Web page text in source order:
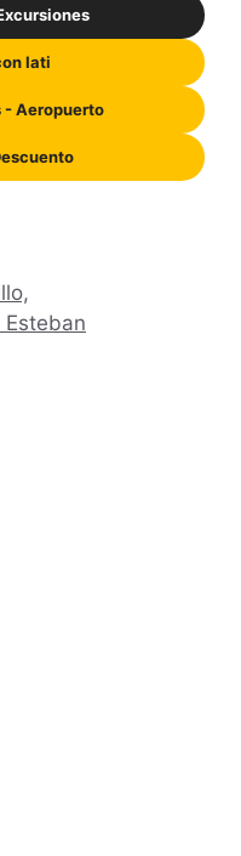
Iati
- Aeropuerto